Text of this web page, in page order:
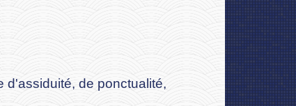
d'assiduité, de ponctualité,